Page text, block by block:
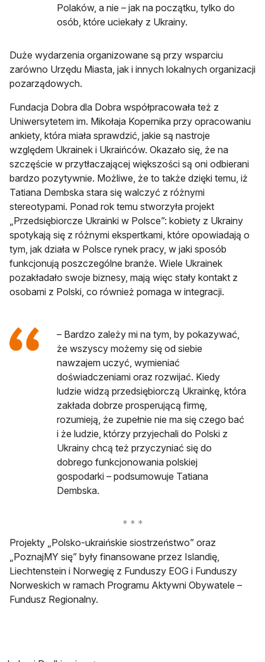
Polaków, a nie – jak na początku, tylko do
osób, które uciekały z Ukrainy.
Duże wydarzenia organizowane są przy wsparciu
zarówno Urzędu Miasta, jak i innych lokalnych organizacji
pozarządowych.
Fundacja Dobra dla Dobra współpracowała też z
Uniwersytetem im. Mikołaja Kopernika przy opracowaniu
ankiety, która miała sprawdzić, jakie są nastroje
względem Ukrainek i Ukraińców. Okazało się, że na
szczęście w przytłaczającej większości są oni odbierani
bardzo pozytywnie. Możliwe, że to także dzięki temu, iż
Tatiana Dembska stara się walczyć z różnymi
stereotypami. Ponad rok temu stworzyła projekt
„Przedsiębiorcze Ukrainki w Polsce”: kobiety z Ukrainy
spotykają się z różnymi ekspertkami, które opowiadają o
tym, jak działa w Polsce rynek pracy, w jaki sposób
funkcjonują poszczególne branże. Wiele Ukrainek
pozakładało swoje biznesy, mają więc stały kontakt z
osobami z Polski, co również pomaga w integracji.
– Bardzo zależy mi na tym, by pokazywać,
że wszyscy możemy się od siebie
nawzajem uczyć, wymieniać
doświadczeniami oraz rozwijać. Kiedy
ludzie widzą przedsiębiorczą Ukrainkę, która
zakłada dobrze prosperującą firmę,
rozumieją, że zupełnie nie ma się czego bać
i że ludzie, którzy przyjechali do Polski z
Ukrainy chcą też przyczyniać się do
dobrego funkcjonowania polskiej
gospodarki – podsumowuje Tatiana
Dembska.
Projekty „Polsko-ukraińskie siostrzeństwo” oraz
„PoznajMY się” były finansowane przez Islandię,
Liechtenstein i Norwegię z Funduszy EOG i Funduszy
Norweskich w ramach Programu Aktywni Obywatele –
Fundusz Regionalny.